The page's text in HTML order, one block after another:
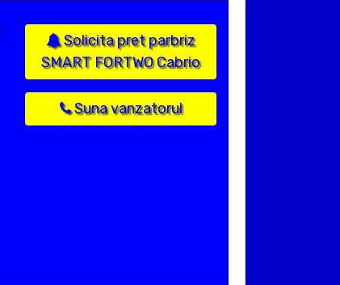
Solicita pret parbriz
SMART FORTWO Cabrio
Suna vanzatorul